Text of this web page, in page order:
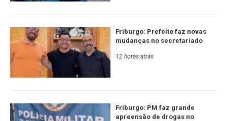
Friburgo: Prefeito faz novas
mudanças no secretariado
12 horas atrás
Friburgo: PM faz grande
apreensão de drogas no